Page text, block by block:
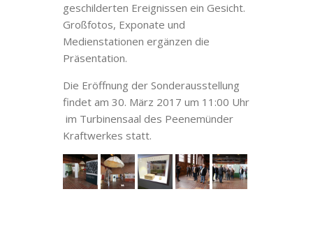
geschilderten Ereignissen ein Gesicht.
Großfotos, Exponate und
Medienstationen ergänzen die
Präsentation.
Die Eröffnung der Sonderausstellung
findet am 30. März 2017 um 11:00 Uhr
im Turbinensaal des Peenemünder
Kraftwerkes statt.